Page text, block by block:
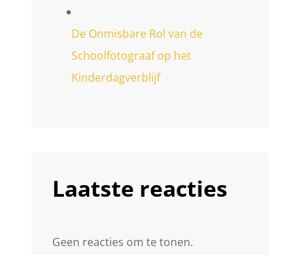
De Onmisbare Rol van de
Schoolfotograaf op het
Kinderdagverblijf
Laatste reacties
Geen reacties om te tonen.